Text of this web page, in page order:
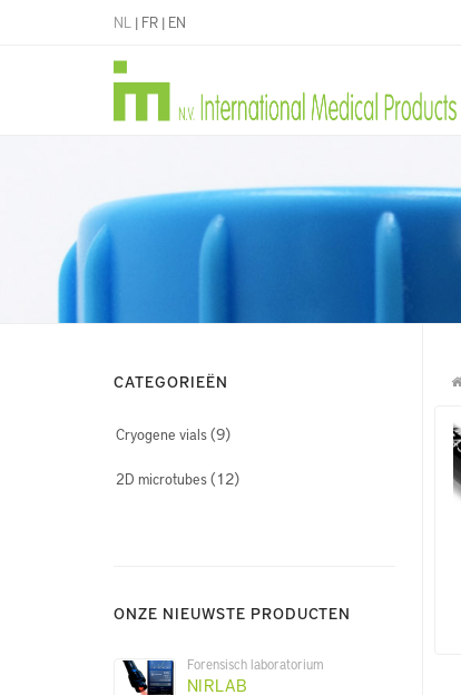
NL | FR | EN
CATEGORIEËN
Cryogene vials(9)
2D microtubes(12)
ONZE NIEUWSTE PRODUCTEN
Forensisch laboratorium
NIRLAB